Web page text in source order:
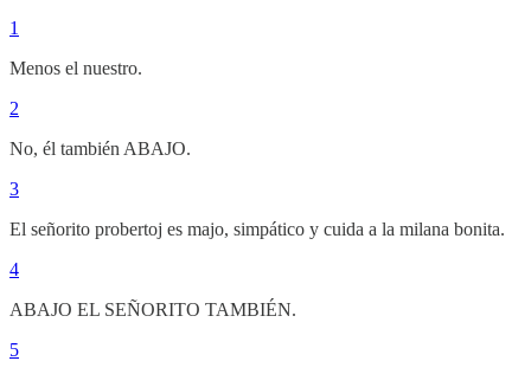
1
Menos el nuestro.
2
No, él también ABAJO.
3
El señorito probertoj es majo, simpático y cuida a la milana bonita.
4
ABAJO EL SEÑORITO TAMBIÉN.
5